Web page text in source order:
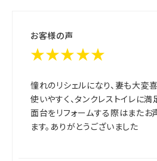
お客様の声
★★★★★
憧れのリシェルになり、妻も大変
使いやすく、タンクレストイレに満
面台をリフォームする際はまたお
ます。ありがとうございました